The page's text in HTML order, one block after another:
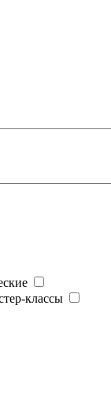
классы